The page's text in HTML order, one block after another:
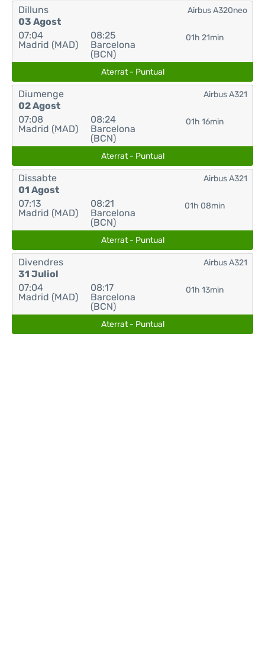
Dilluns
03 Agost
07:04
Madrid (MAD)
08:25
Barcelona
(BCN)
01h 21min
Airbus A320neo
Aterrat - Puntual
Diumenge
02 Agost
07:08
Madrid (MAD)
08:24
Barcelona
(BCN)
01h 16min
Airbus A321
Aterrat - Puntual
Dissabte
01 Agost
07:13
Madrid (MAD)
08:21
Barcelona
(BCN)
01h 08min
Airbus A321
Aterrat - Puntual
Divendres
31 Juliol
07:04
Madrid (MAD)
08:17
Barcelona
(BCN)
01h 13min
Airbus A321
Aterrat - Puntual